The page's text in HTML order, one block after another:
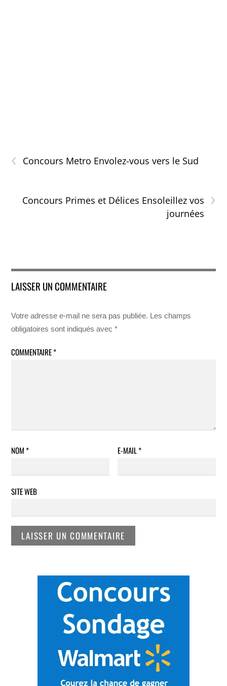
‹ Concours Metro Envolez-vous vers le Sud
›
Concours Primes et Délices Ensoleillez vos
journées
LAISSER UN COMMENTAIRE
Votre adresse e-mail ne sera pas publiée. Les champs
obligatoires sont indiqués avec*
COMMENTAIRE*
NOM* E-MAIL*
SITE WEB